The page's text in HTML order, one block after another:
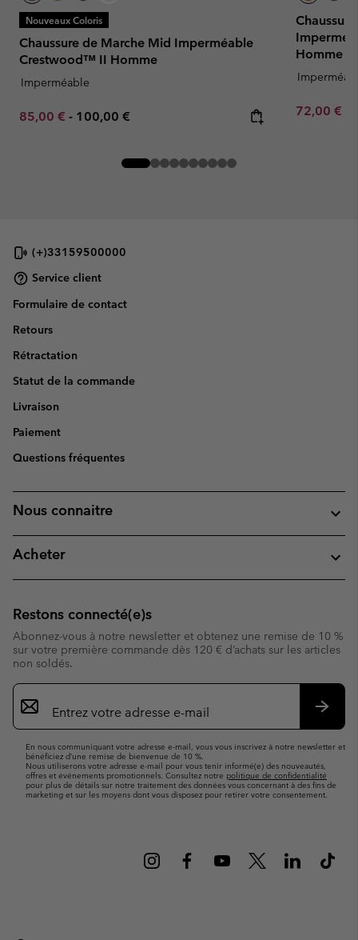
Nouveaux Coloris
Chaussure de Marche Mid Imperméable
Crestwood™ II Homme
Imperméable
Minimum sale price:
85,00 € - Maximum price:
100,00 €
Homme
Minimum
72,00 €
(+)33159500000
Service client
Formulaire de contact
Retours
Rétractation
Statut de la commande
Livraison
Paiement
Questions fréquentes
Nous connaitre
Acheter
Restons connecté(e)s
Abonnez-vous à notre newsletter et obtenez une remise de 10 %
sur votre première commande dès 120 € d’achats sur les articles
non soldés.
Inscription
par
e-
En nous communiquant votre adresse e-mail, vous vous inscrivez à notre newsletter et
bénéficiez d’une remise de bienvenue de 10 %.
Nous utiliserons votre adresse e-mail pour vous tenir informé(e) des nouveautés,
offres et événements promotionnels. Consultez notre politique de confidentialité
pour plus de détails sur notre traitement des données vous concernant à des fins de
marketing et sur les moyens dont vous disposez pour retirer votre consentement.